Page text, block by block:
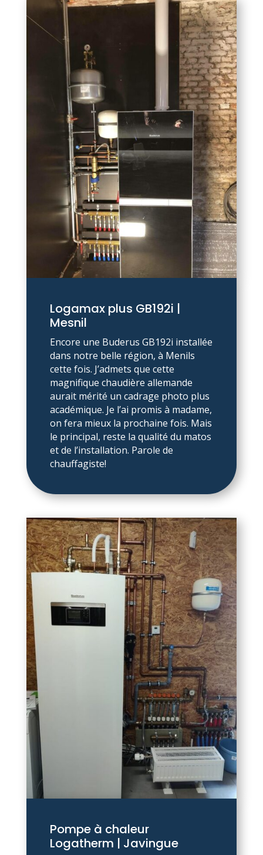
Logamax plus GB192i |
Mesnil
Encore une Buderus GB192i installée
dans notre belle région, à Menils
cette fois. J’admets que cette
magnifique chaudière allemande
aurait mérité un cadrage photo plus
académique. Je l’ai promis à madame,
on fera mieux la prochaine fois. Mais
le principal, reste la qualité du matos
et de l’installation. Parole de
chauffagiste!
Pompe à chaleur
Logatherm | Javingue